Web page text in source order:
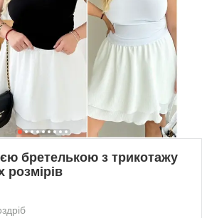
бретелькою з трикотажу
розмірів